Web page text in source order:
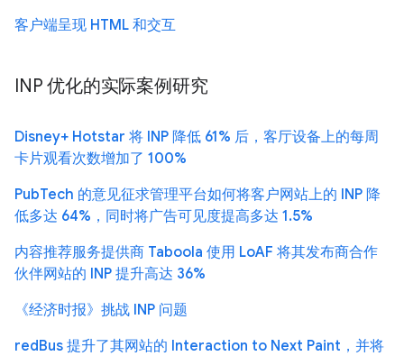
客户端呈现 HTML 和交互
INP 优化的实际案例研究
Disney+ Hotstar 将 INP 降低 61% 后，客厅设备上的每周
卡片观看次数增加了 100%
PubTech 的意见征求管理平台如何将客户网站上的 INP 降
低多达 64%，同时将广告可见度提高多达 1.5%
内容推荐服务提供商 Taboola 使用 LoAF 将其发布商合作
伙伴网站的 INP 提升高达 36%
《经济时报》挑战 INP 问题
redBus 提升了其网站的 Interaction to Next Paint，并将